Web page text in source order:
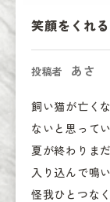
笑顔をくれ
投稿者 あさ
飼い猫が亡く
ないと思って
夏が終わりま
入り込んで鳴
怪我ひとつな